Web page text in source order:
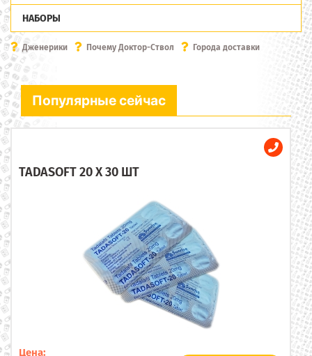
НАБОРЫ
Дженерики Почему Доктор-Ствол Города доставки
Популярные сейчас
TADASOFT 20 X 30 ШТ
Цена: